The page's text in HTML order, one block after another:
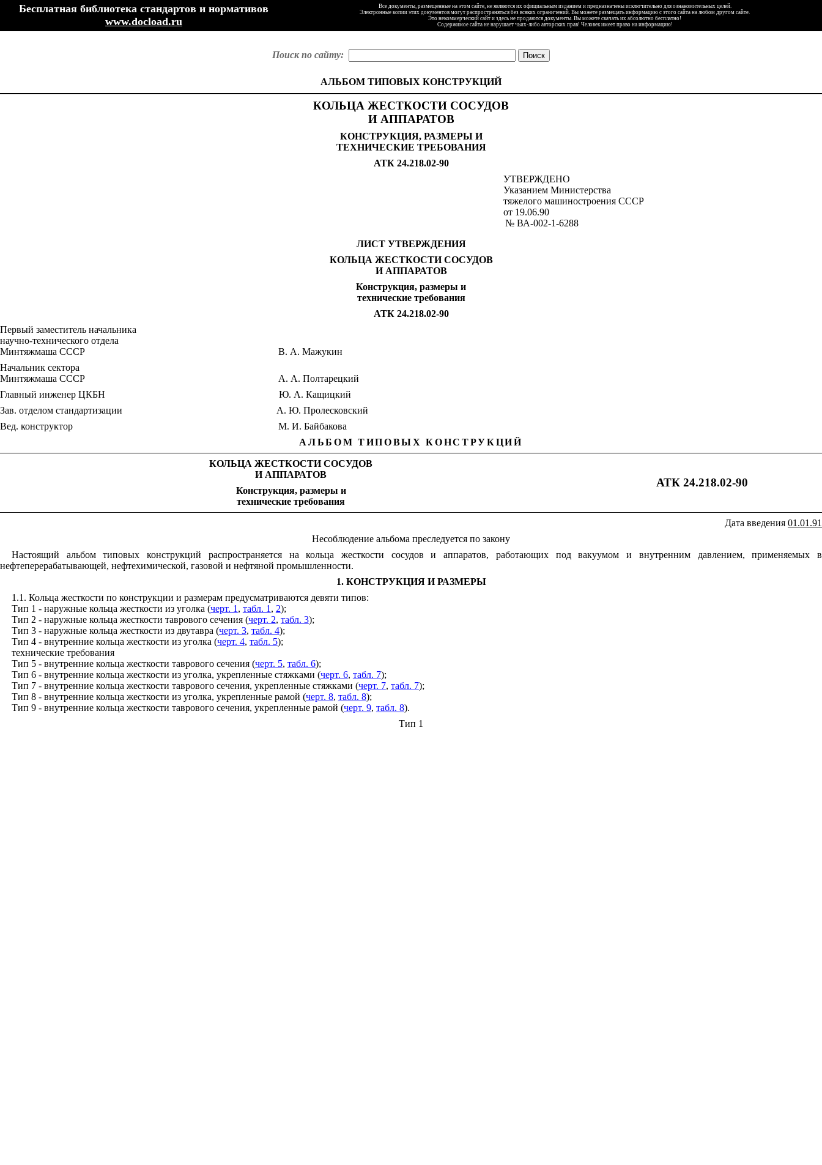
Бесплатная библиотека стандартов и нормативов
www.docload.ru
Все документы, размещенные на этом сайте, не являются их официальным изданием и предназначены исключительно для ознакомительных целей.
Электронные копии этих документов могут распространяться без всяких ограничений. Вы можете размещать информацию с этого сайта на любом другом сайте.
Это некоммерческий сайт и здесь не продаются документы. Вы можете скачать их абсолютно бесплатно!
Содержимое сайта не нарушает чьих-либо авторских прав! Человек имеет право на информацию!
Поиск по сайту:
АЛЬБОМ ТИПОВЫХ КОНСТРУКЦИЙ
КОЛЬЦА ЖЕСТКОСТИ СОСУДОВ
И АППАРАТОВ
КОНСТРУКЦИЯ, РАЗМЕРЫ И
ТЕХНИЧЕСКИЕ ТРЕБОВАНИЯ
АТК 24.218.02-90
УТВЕРЖДЕНО
Указанием Министерства
тяжелого машиностроения СССР
от 19.06.90
№ ВА-002-1-6288
ЛИСТ УТВЕРЖДЕНИЯ
КОЛЬЦА ЖЕСТКОСТИ СОСУДОВ
И АППАРАТОВ
Конструкция, размеры и
технические требования
АТК 24.218.02-90
Первый заместитель начальника
научно-технического отдела
Минтяжмаша СССР
В. А. Мажукин
Начальник сектора
Минтяжмаша СССР
А. А. Полтарецкий
Главный инженер ЦКБН
Ю. А. Кащицкий
Зав. отделом стандартизации
А. Ю. Пролесковский
Вед. конструктор
М. И. Байбакова
АЛЬБОМ ТИПОВЫХ КОНСТРУКЦИЙ
КОЛЬЦА ЖЕСТКОСТИ СОСУДОВ
И АППАРАТОВ
Конструкция, размеры и
технические требования
АТК 24.218.02-90
Дата введения 01.01.91
Несоблюдение альбома преследуется по закону
Настоящий альбом типовых конструкций распространяется на кольца жесткости сосудов и аппаратов, работающих под вакуумом и внутренним давлением, применяемых в
нефтеперерабатывающей, нефтехимической, газовой и нефтяной промышленности.
1. КОНСТРУКЦИЯ И РАЗМЕРЫ
1.1. Кольца жесткости по конструкции и размерам предусматриваются девяти типов:
Тип 1 - наружные кольца жесткости из уголка (черт. 1 , табл. 1 , 2);
Тип 2 - наружные кольца жесткости таврового сечения (черт. 2, табл. 3);
Тип 3 - наружные кольца жесткости из двутавра (черт. 3, табл. 4);
Тип 4 - внутренние кольца жесткости из уголка (черт. 4, табл. 5);
технические требования
Тип 5 - внутренние кольца жесткости таврового сечения (черт. 5, табл. 6);
Тип 6 - внутренние кольца жесткости из уголка, укрепленные стяжками (черт. 6, табл. 7);
Тип 7 - внутренние кольца жесткости таврового сечения, укрепленные стяжками (черт. 7, табл. 7);
Тип 8 - внутренние кольца жесткости из уголка, укрепленные рамой (черт. 8, табл. 8);
Тип 9 - внутренние кольца жесткости таврового сечения, укрепленные рамой (черт. 9, табл. 8).
Тип 1